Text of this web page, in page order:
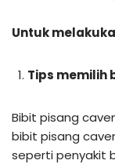
Untuk
Tips memilih
Bibit pisang
bibit pisang
seperti penyakit